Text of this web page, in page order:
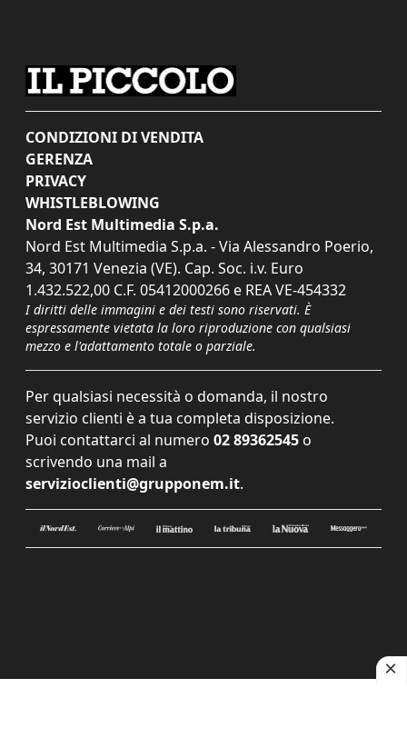
CONDIZIONI DI VENDITA
GERENZA
PRIVACY
WHISTLEBLOWING
Nord Est Multimedia S.p.a.
Nord Est Multimedia S.p.a. - Via Alessandro Poerio,
34, 30171 Venezia (VE). Cap. Soc. i.v. Euro
1.432.522,00 C.F. 05412000266 e REA VE-454332
I diritti delle immagini e dei testi sono riservati. È
espressamente vietata la loro riproduzione con qualsiasi
mezzo e l'adattamento totale o parziale.
Per qualsiasi necessità o domanda, il nostro
servizio clienti è a tua completa disposizione.
Puoi contattarci al numero 02 89362545 o
scrivendo una mail a
servizioclienti@grupponem.it.